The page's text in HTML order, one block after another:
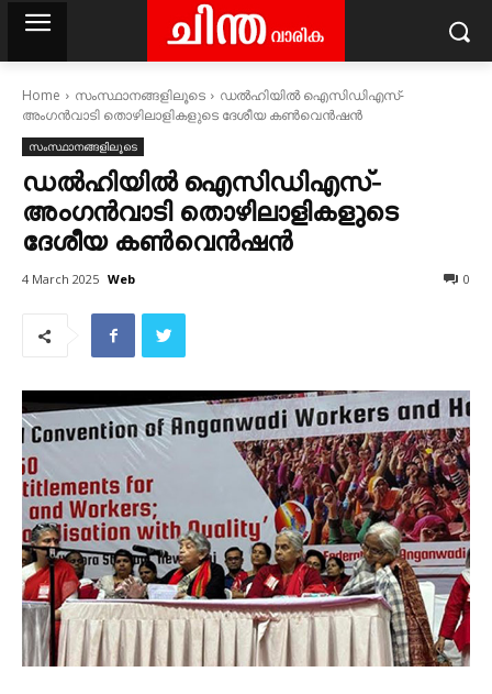
Home സംസ്ഥാനങ്ങളിലൂടെ
ഡൽഹിയിൽ ഐസിഡിഎസ്‌‐
അംഗൻവാടി തൊഴിലാളികളുടെ ദേശീയ കൺവെൻഷൻ
സംസ്ഥാനങ്ങളിലൂടെ
ഡൽഹിയിൽ ഐസിഡിഎസ്‌‐
അംഗൻവാടി തൊഴിലാളികളുടെ
ദേശീയ കൺവെൻഷൻ
4 March 2025 Web 0